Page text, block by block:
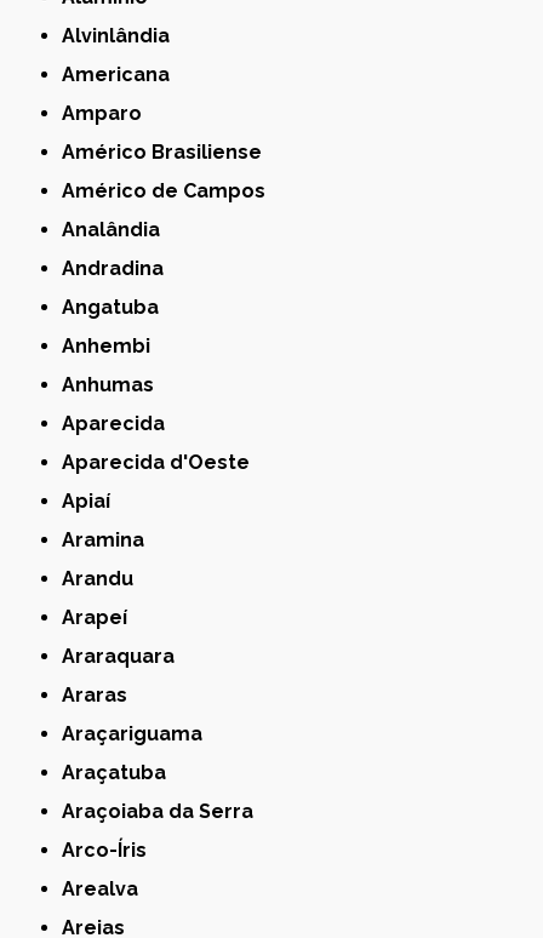
Alvinlândia
Americana
Amparo
Américo Brasiliense
Américo de Campos
Analândia
Andradina
Angatuba
Anhembi
Anhumas
Aparecida
Aparecida d'Oeste
Apiaí
Aramina
Arandu
Arapeí
Araraquara
Araras
Araçariguama
Araçatuba
Araçoiaba da Serra
Arco-Íris
Arealva
Areias